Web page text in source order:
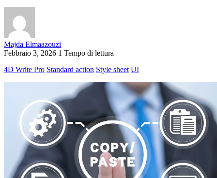
Majda Elmaazouzi
Febbraio 3, 2026 1 Tempo di lettura
4D Write Pro Standard action Style sheet UI